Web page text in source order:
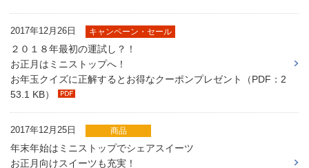
2017年12月26日 キャンペーン・セール
２０１８年最初の運試し？！
お正月はミニストップへ！
お年玉クイズに正解するとお得なクーポンプレゼント（PDF：2
53.1 KB）
2017年12月25日 商品
年末年始はミニストップでシェアスイーツ
お正月向けスイーツも充実！